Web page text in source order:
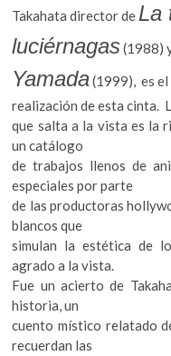
Takahata director de La
luciérnagas(1988)
Yamada(1999), es el
realización de esta cinta.
que salta a la vista es la
un catálogo
de trabajos llenos de
especiales por parte
de las productoras
blancos que
simulan la estética de
agrado a la vista.
Fue un acierto de
historia, un
cuento místico relatado
recuerdan las